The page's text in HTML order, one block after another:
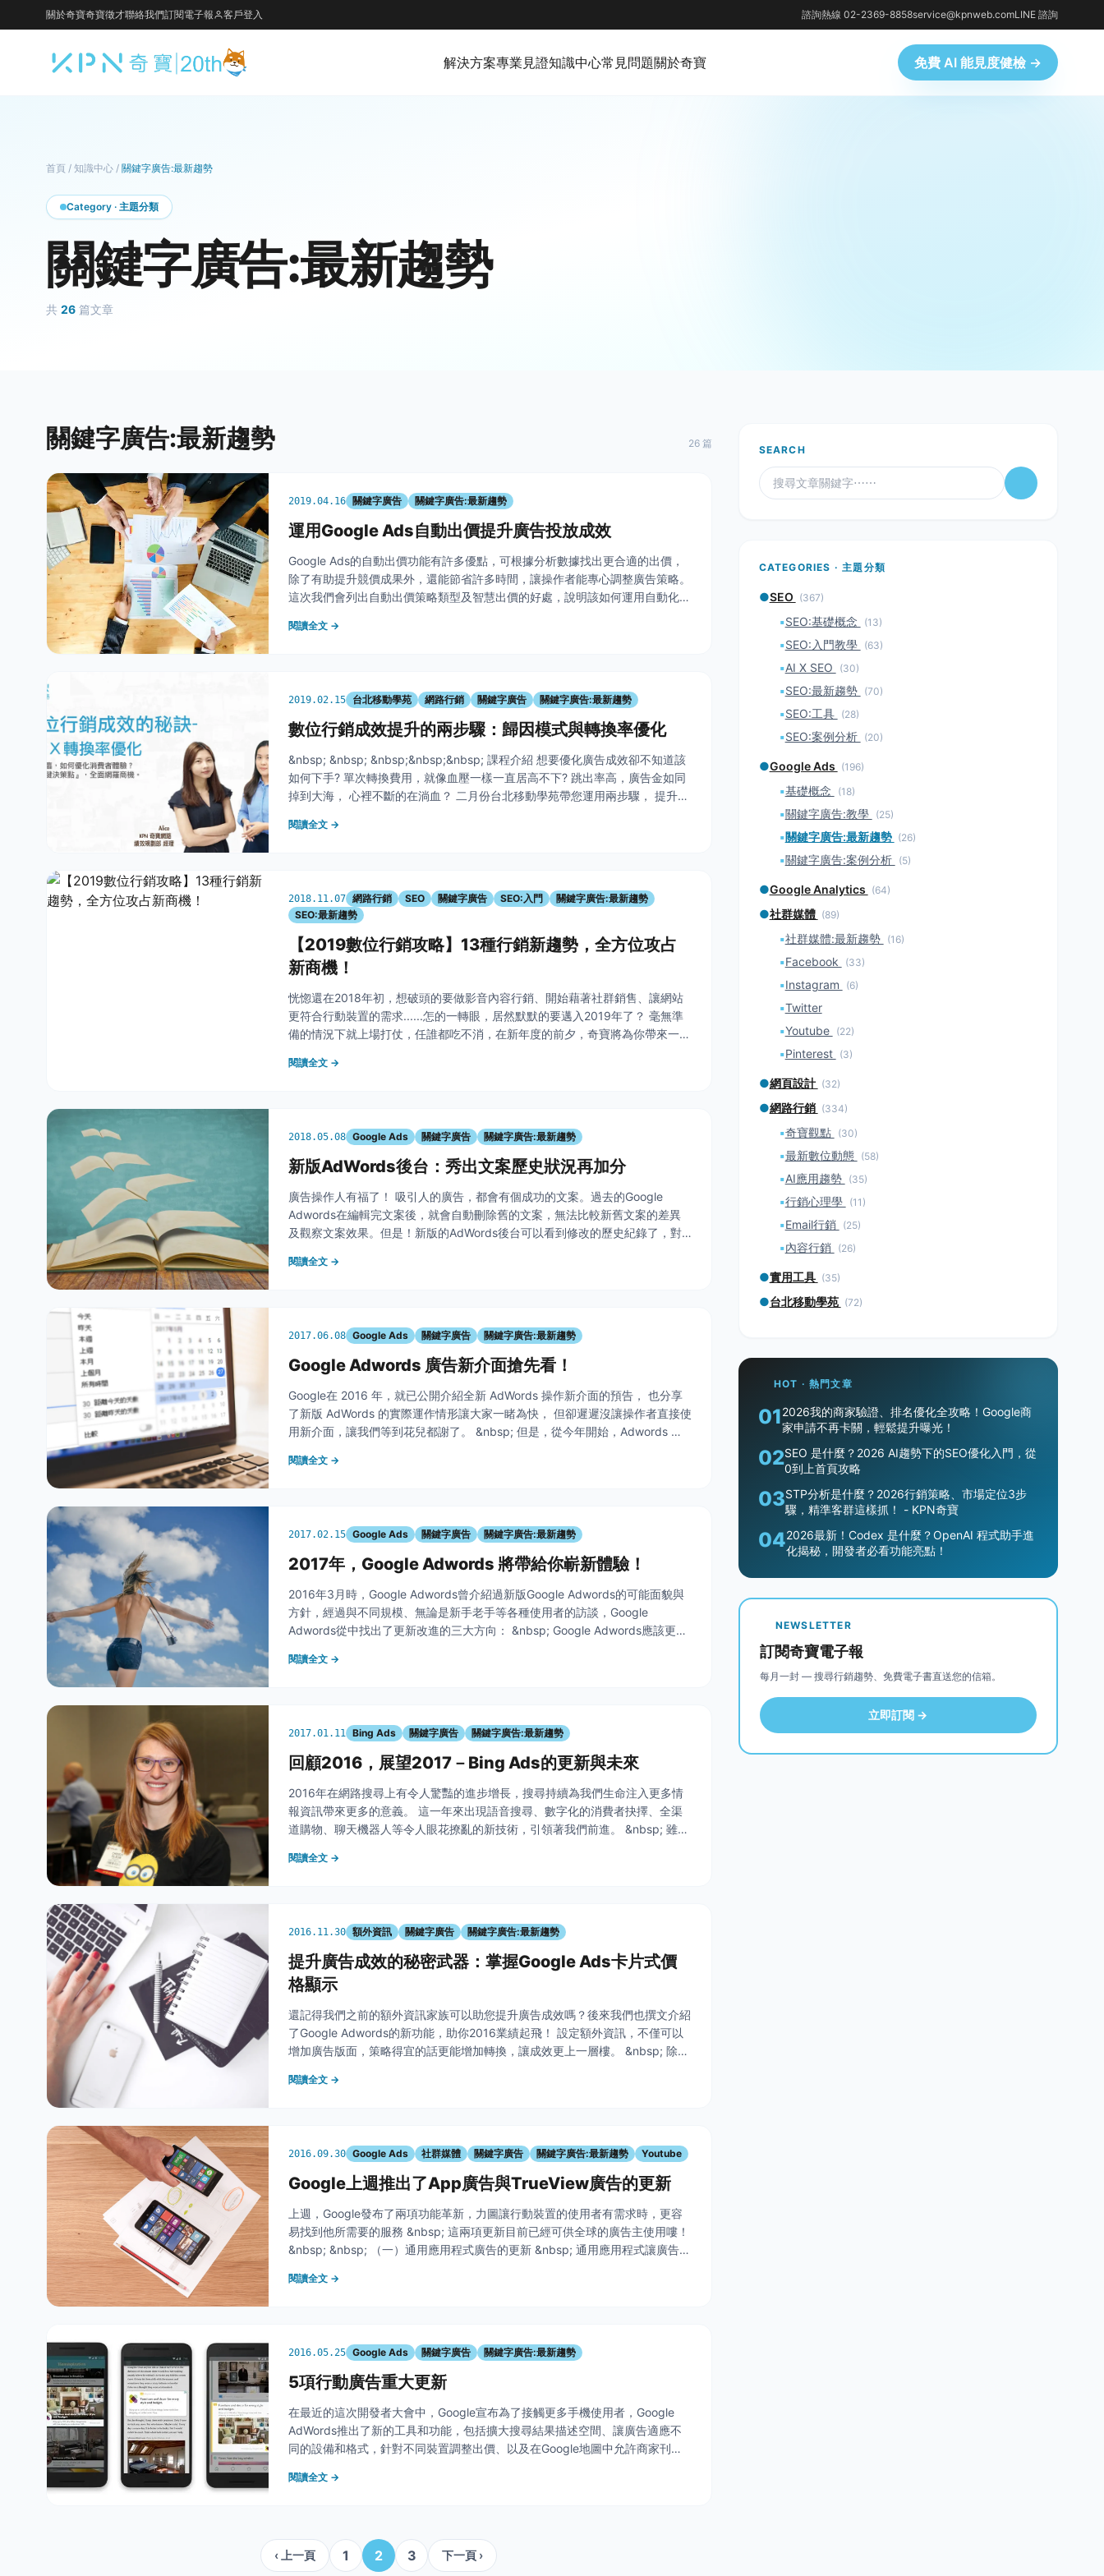
關於奇寶奇寶徵才聯絡我們訂閱電子報 客戶登入 諮詢熱線 02-2369-8858service@kpnweb.comLINE 諮詢
解決方案專業見證知識中心常見問題關於奇寶 免費 AI 能見度健檢 →
首頁 / 知識中心 / 關鍵字廣告:最新趨勢
Category · 主題分類
關鍵字廣告:最新趨勢
共 26 篇文章
關鍵字廣告:最新趨勢 26 篇
2019.04.16 關鍵字廣告 關鍵字廣告:最新趨勢
運用Google Ads自動出價提升廣告投放成效
Google Ads的自動出價功能有許多優點，可根據分析數據找出更合適的出價，
除了有助提升競價成果外，還能節省許多時間，讓操作者能專心調整廣告策略。
這次我們會列出自動出價策略類型及智慧出價的好處，說明該如何運用自動化與
&nbsp
閱讀全文 →
2019.02.15 台北移動學苑 網路行銷 關鍵字廣告 關鍵字廣告:最新趨勢
數位行銷成效提升的兩步驟：歸因模式與轉換率優化
&nbsp; &nbsp; &nbsp;&nbsp;&nbsp; 課程介紹 想要優化廣告成效卻不知道該
如何下手? 單次轉換費用，就像血壓一樣一直居高不下? 跳出率高，廣告金如同
掉到大海， 心裡不斷的在淌血？ 二月份台北移動學苑帶您運用兩步驟， 提升數
閱讀全文 →
2018.11.07 網路行銷 SEO 關鍵字廣告 SEO:入門
關鍵字廣告:最新趨勢
SEO:最新趨勢
【2019數位行銷攻略】13種行銷新趨勢，全方位攻占
新商機！
恍惚還在2018年初，想破頭的要做影音內容行銷、開始藉著社群銷售、讓網站
更符合行動裝置的需求......怎的一轉眼，居然默默的要邁入2019年了？ 毫無準
備的情況下就上場打仗，任誰都吃不消，在新年度的前夕，奇寶將為你帶來一系
先
閱讀全文 →
2018.05.08 Google Ads 關鍵字廣告 關鍵字廣告:最新趨勢
新版AdWords後台：秀出文案歷史狀況再加分
廣告操作人有福了！ 吸引人的廣告，都會有個成功的文案。過去的Google
Adwords在編輯完文案後，就會自動刪除舊的文案，無法比較新舊文案的差異
及觀察文案效果。但是！新版的AdWords後台可以看到修改的歷史紀錄了，對
閱讀全文 →
2017.06.08 Google Ads 關鍵字廣告 關鍵字廣告:最新趨勢
Google Adwords 廣告新介面搶先看！
Google在 2016 年，就已公開介紹全新 AdWords 操作新介面的預告， 也分享
了新版 AdWords 的實際運作情形讓大家一睹為快， 但卻遲遲沒讓操作者直接使
用新介面，讓我們等到花兒都謝了。 &nbsp; 但是，從今年開始，Adwords 廣
閱讀全文 →
2017.02.15 Google Ads 關鍵字廣告 關鍵字廣告:最新趨勢
2017年，Google Adwords 將帶給你嶄新體驗！
2016年3月時，Google Adwords曾介紹過新版Google Adwords的可能面貌與
方針，經過與不同規模、無論是新手老手等各種使用者的訪談，Google
Adwords從中找出了更新改進的三大方向： &nbsp; Google Adwords應該更容
閱讀全文 →
2017.01.11 Bing Ads 關鍵字廣告 關鍵字廣告:最新趨勢
回顧2016，展望2017－Bing Ads的更新與未來
2016年在網路搜尋上有令人驚豔的進步增長，搜尋持續為我們生命注入更多情
報資訊帶來更多的意義。 這一年來出現語音搜尋、數字化的消費者抉擇、全渠
道購物、聊天機器人等令人眼花撩亂的新技術，引領著我們前進。 &nbsp; 雖然
閱讀全文 →
2016.11.30 額外資訊 關鍵字廣告 關鍵字廣告:最新趨勢
提升廣告成效的秘密武器：掌握Google Ads卡片式價
格顯示
還記得我們之前的額外資訊家族可以助您提升廣告成效嗎？後來我們也撰文介紹
了Google Adwords的新功能，助你2016業績起飛！ 設定額外資訊，不僅可以
增加廣告版面，策略得宜的話更能增加轉換，讓成效更上一層樓。 &nbsp; 除了
閱讀全文 →
2016.09.30 Google Ads 社群媒體 關鍵字廣告 關鍵字廣告:最新趨勢 Youtube
Google上週推出了App廣告與TrueView廣告的更新
上週，Google發布了兩項功能革新，力圖讓行動裝置的使用者有需求時，更容
易找到他所需要的服務 &nbsp; 這兩項更新目前已經可供全球的廣告主使用嘍！
&nbsp; &nbsp; （一）通用應用程式廣告的更新 &nbsp; 通用應用程式讓廣告主
閱讀全文 →
2016.05.25 Google Ads 關鍵字廣告 關鍵字廣告:最新趨勢
5項行動廣告重大更新
在最近的這次開發者大會中，Google宣布為了接觸更多手機使用者，Google
AdWords推出了新的工具和功能，包括擴大搜尋結果描述空間、讓廣告適應不
同的設備和格式，針對不同裝置調整出價、以及在Google地圖中允許商家刊登
閱讀全文 →
‹ 上一頁 1 2 3 下一頁 ›
SEARCH
CATEGORIES · 主題分類
●SEO (367)
▪SEO:基礎概念 (13)
▪SEO:入門教學 (63)
▪AI X SEO (30)
▪SEO:最新趨勢 (70)
▪SEO:工具 (28)
▪SEO:案例分析 (20)
●Google Ads (196)
▪基礎概念 (18)
▪關鍵字廣告:教學 (25)
▪關鍵字廣告:最新趨勢 (26)
▪關鍵字廣告:案例分析 (5)
●Google Analytics (64)
●社群媒體 (89)
▪社群媒體:最新趨勢 (16)
▪Facebook (33)
▪Instagram (6)
▪Twitter
▪Youtube (22)
▪Pinterest (3)
●網頁設計 (32)
●網路行銷 (334)
▪奇寶觀點 (30)
▪最新數位動態 (58)
▪AI應用趨勢 (35)
▪行銷心理學 (11)
▪Email行銷 (25)
▪內容行銷 (26)
●實用工具 (35)
●台北移動學苑 (72)
HOT · 熱門文章
012026我的商家驗證、排名優化全攻略！Google商
家申請不再卡關，輕鬆提升曝光！
02SEO 是什麼？2026 AI趨勢下的SEO優化入門，從
0到上首頁攻略
03STP分析是什麼？2026行銷策略、市場定位3步
驟，精準客群這樣抓！ - KPN奇寶
042026最新！Codex 是什麼？OpenAI 程式助手進
化揭秘，開發者必看功能亮點！
NEWSLETTER
訂閱奇寶電子報
每月一封 — 搜尋行銷趨勢、免費電子書直送您的信箱。
立即訂閱 →